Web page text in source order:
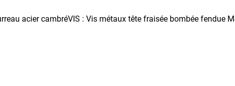
acier cambréVIS : Vis métaux tête fraisée bombée fendue